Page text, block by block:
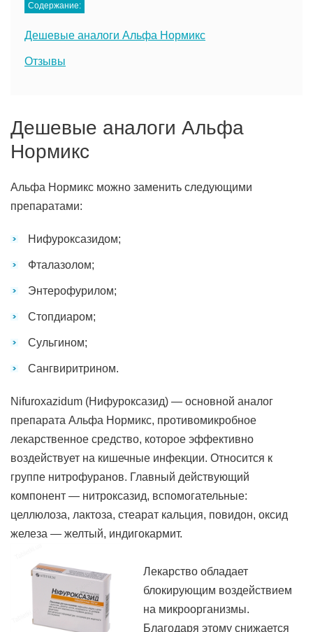
Содержание:
Дешевые аналоги Альфа Нормикс
Отзывы
Дешевые аналоги Альфа
Нормикс
Альфа Нормикс можно заменить следующими
препаратами:
Нифуроксазидом;
Фталазолом;
Энтерофурилом;
Стопдиаром;
Сульгином;
Сангвиритрином.
Nifuroxazidum (Нифуроксазид) — основной аналог
препарата Альфа Нормикс, противомикробное
лекарственное средство, которое эффективно
воздействует на кишечные инфекции. Относится к
группе нитрофуранов. Главный действующий
компонент — нитроксазид, вспомогательные:
целлюлоза, лактоза, стеарат кальция, повидон, оксид
железа — желтый, индигокармит.
Лекарство обладает
блокирующим воздействием
на микроорганизмы.
Благодаря этому снижается